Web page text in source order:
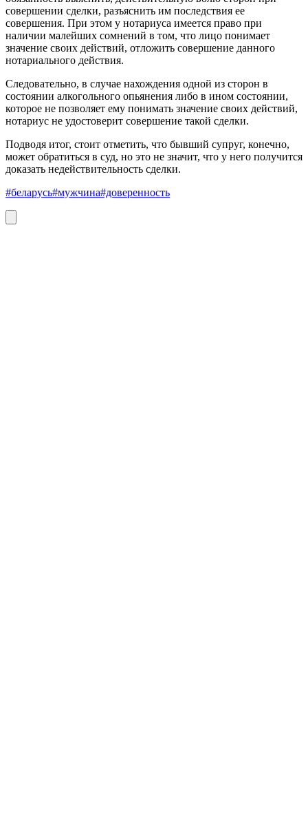
совершении сделки, разъяснить им последствия ее
совершения. При этом у нотариуса имеется право при
наличии малейших сомнений в том, что лицо понимает
значение своих действий, отложить совершение данного
нотариального действия.
Следовательно, в случае нахождения одной из сторон в
состоянии алкогольного опьянения либо в ином состоянии,
которое не позволяет ему понимать значение своих действий,
нотариус не удостоверит совершение такой сделки.
Подводя итог, стоит отметить, что бывший супруг, конечно,
может обратиться в суд, но это не значит, что у него получится
доказать недействительность сделки.
#беларусь#мужчина#доверенность